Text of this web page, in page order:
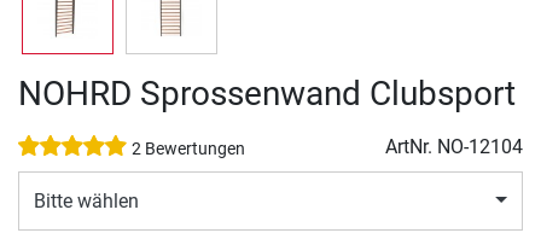
NOHRD Sprossenwand Clubsport
2 Bewertungen ArtNr. NO-12104
Bitte wählen